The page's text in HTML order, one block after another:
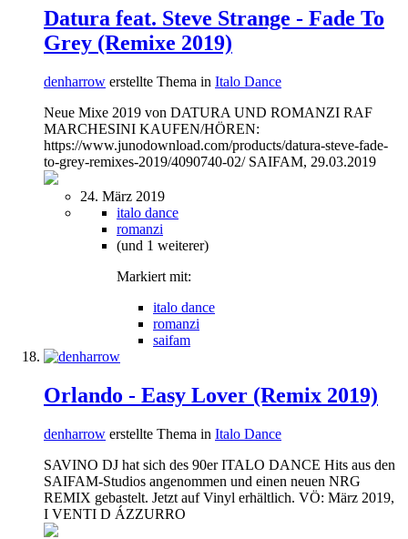
Datura feat. Steve Strange - Fade To
Grey (Remixe 2019)
denharrow erstellte Thema in Italo Dance
Neue Mixe 2019 von DATURA UND ROMANZI RAF
MARCHESINI KAUFEN/HÖREN:
https://www.junodownload.com/products/datura-steve-fade-
to-grey-remixes-2019/4090740-02/ SAIFAM, 29.03.2019
24. März 2019
italo dance
romanzi
(und 1 weiterer)
Markiert mit:
italo dance
romanzi
saifam
Orlando - Easy Lover (Remix 2019)
denharrow erstellte Thema in Italo Dance
SAVINO DJ hat sich des 90er ITALO DANCE Hits aus den
SAIFAM-Studios angenommen und einen neuen NRG
REMIX gebastelt. Jetzt auf Vinyl erhältlich. VÖ: März 2019,
I VENTI D ÁZZURRO